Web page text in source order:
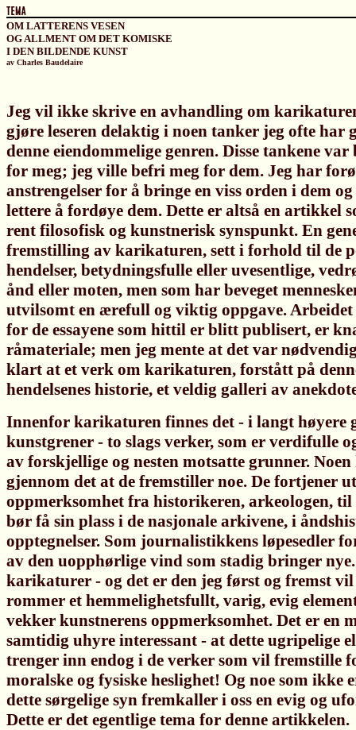
OM LATTERENS VESEN
OG ALLMENT OM DET KOMISKE
I DEN BILDENDE KUNST
av Charles Baudelaire
Jeg vil ikke skrive en avhandling om
gjøre leseren delaktig i noen tanker jeg ofte har
denne eiendommelige genren. Disse tankene var
for meg; jeg ville befri meg for dem. Jeg har
anstrengelser for å bringe en viss orden i dem
lettere å fordøye dem. Dette er altså en artikkel
rent filosofisk og kunstnerisk synspunkt. En
fremstilling av karikaturen, sett i forhold til de
hendelser, betydningsfulle eller uvesentlige,
ånd eller moten, men som har beveget
utvilsomt en ærefull og viktig oppgave. Arbeidet
for de essayene som hittil er blitt publisert, er
råmateriale; men jeg mente at det var
klart at et verk om karikaturen, forstått på
hendelsenes historie, et veldig galleri av
Innenfor karikaturen finnes det - i langt høyere
kunstgrener - to slags verker, som er verdifulle
av forskjellige og nesten motsatte grunner.
gjennom det at de fremstiller noe. De fortjener
oppmerksomhet fra historikeren, arkeologen, til
bør få sin plass i de nasjonale arkivene, i
opptegnelser. Som journalistikkens løpesedler
av den uopphørlige vind som stadig bringer
karikaturer - og det er den jeg først og fremst vil
rommer et hemmelighetsfullt, varig, evig
vekker kunstnerens oppmerksomhet. Det er en
samtidig uhyre interessant - at dette ugripelige
trenger inn endog i de verker som vil fremstille
moralske og fysiske heslighet! Og noe som ikke
dette sørgelige syn fremkaller i oss en evig og
Dette er det egentlige tema for denne artikkelen.